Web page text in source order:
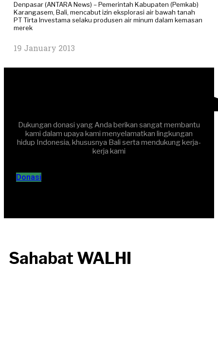
Denpasar (ANTARA News) – Pemerintah Kabupaten (Pemkab)
Karangasem, Bali, mencabut izin eksplorasi air bawah tanah
PT Tirta Investama selaku produsen air minum dalam kemasan
merek
19 January 2013
Dukungan donasi yang Anda berikan sangat membantu
kami dalam upaya kami menyelamatkan lingkungan
hidup Indonesia, khususnya Bali serta mendukung kerja-
kerja kami
Donasi
Sahabat WALHI